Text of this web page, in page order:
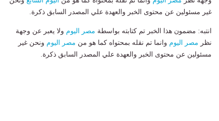
غير مسئولين عن محتوى الخبر والعهدة علي المصدر السابق ذكرة.
انتبه: مضمون هذا الخبر تم كتابته بواسطة مصر اليوم ولا يعبر عن وجهة
نظر مصر اليوم وانما تم نقله بمحتواه كما هو من مصر اليوم ونحن غير
مسئولين عن محتوى الخبر والعهدة علي المصدر السابق ذكرة.